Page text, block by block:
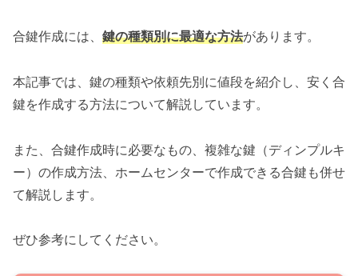
合鍵作成には、 鍵の種類別に最適な方法があります。
本記事では、鍵の種類や依頼先別に値段を紹介し、安く合
鍵を作成する方法について解説しています。
また、合鍵作成時に必要なもの、複雑な鍵（ディンプルキ
ー）の作成方法、ホームセンターで作成できる合鍵も併せ
て解説します。
ぜひ参考にしてください。